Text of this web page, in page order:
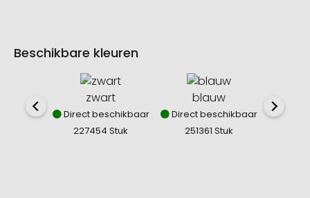
Beschikbare kleuren
zwart
Direct beschikbaar
227454 Stuk
blauw
Direct beschikbaar
251361 Stuk
Direct